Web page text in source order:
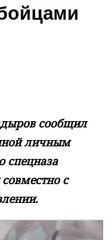
сообщил
личным
спецназа
с